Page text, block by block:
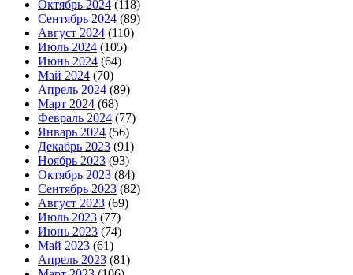
Октябрь 2024 (118)
Сентябрь 2024 (89)
Август 2024 (110)
Июль 2024 (105)
Июнь 2024 (64)
Май 2024 (70)
Апрель 2024 (89)
Март 2024 (68)
Февраль 2024 (77)
Январь 2024 (56)
Декабрь 2023 (91)
Ноябрь 2023 (93)
Октябрь 2023 (84)
Сентябрь 2023 (82)
Август 2023 (69)
Июль 2023 (77)
Июнь 2023 (74)
Май 2023 (61)
Апрель 2023 (81)